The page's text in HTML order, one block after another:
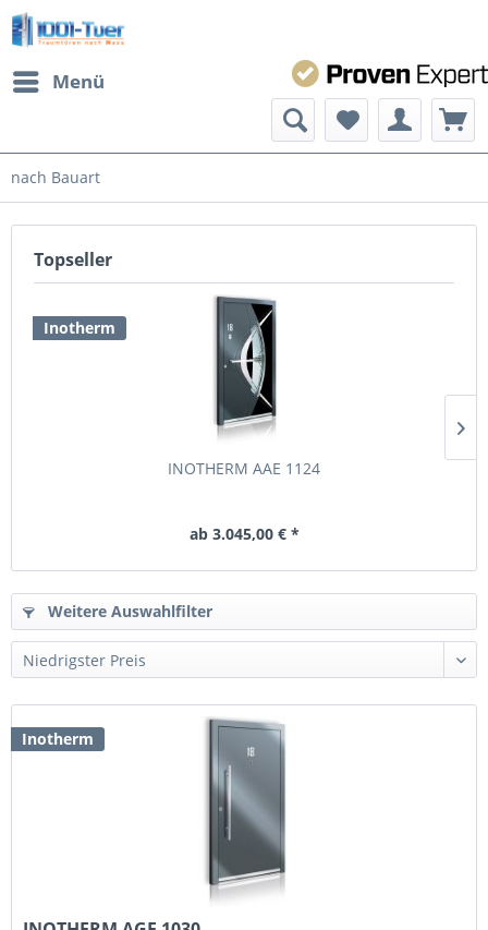
Menü
nach Bauart
Topseller
Inotherm
INOTHERM AAE 1124
ab 3.045,00 € *
Weitere Auswahlfilter
Inotherm